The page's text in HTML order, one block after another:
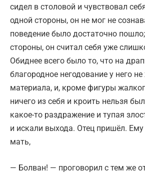
сидел в столовой и чувствовал
одной стороны, он не мог не
поведение было достаточно
стороны, он считал себя уже
Обиднее всего было то, что на
благородное негодование у него
материала, и, кроме фигуры
ничего из себя и кроить нельзя
какое-то раздражение и тупая
и искали выхода. Отец пришёл. Ему
мать,
— Болван! — проговорил с тем же